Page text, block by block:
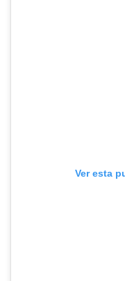
Ver esta